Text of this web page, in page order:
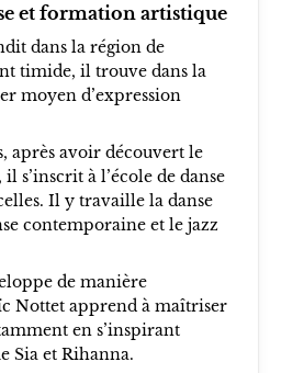
et formation artistique
dans la région de
timide, il trouve dans la
moyen d’expression
après avoir découvert le
s’inscrit à l’école de danse
Il y travaille la danse
contemporaine et le jazz
de manière
Nottet apprend à maîtriser
en s’inspirant
Sia et Rihanna.